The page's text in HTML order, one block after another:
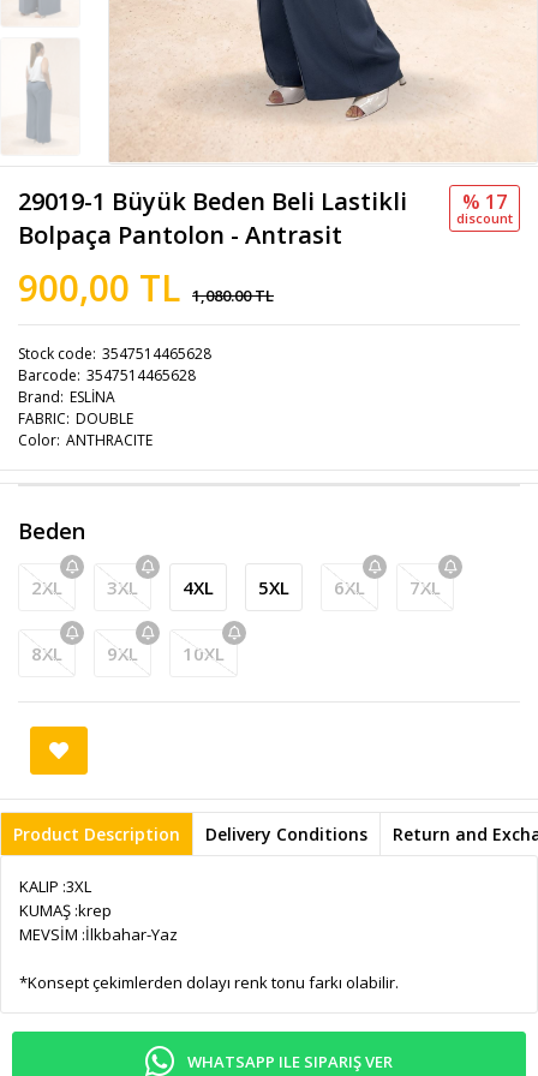
29019-1 Büyük Beden Beli Lastikli
Bolpaça Pantolon - Antrasit
900,00 TL 1,080.00 TL
% 17
discount
Stock code 3547514465628
Barcode 3547514465628
Brand ESLİNA
FABRIC DOUBLE
Color ANTHRACITE
Beden
2XL 3XL 4XL 5XL 6XL 7XL
8XL 9XL 10XL
Product Description Delivery Conditions Return and
KALIP :3XL
KUMAŞ :krep
MEVSİM :İlkbahar-Yaz
*Konsept çekimlerden dolayı renk tonu farkı olabilir.
WHATSAPP ILE SIPARIŞ VER